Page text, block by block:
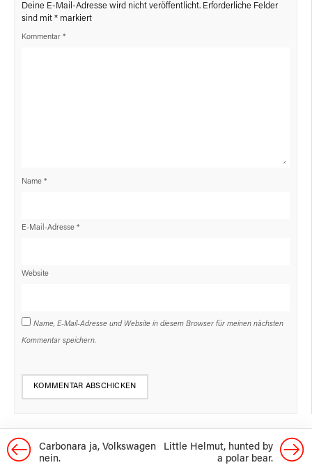
Deine E-Mail-Adresse wird nicht veröffentlicht. Erforderliche Felder
sind mit * markiert
Kommentar *
Name *
E-Mail-Adresse *
Website
Name, E-Mail-Adresse und Website in diesem Browser für meinen nächsten
Kommentar speichern.
Carbonara ja, Volkswagen
nein.
Little Helmut, hunted by
a polar bear.